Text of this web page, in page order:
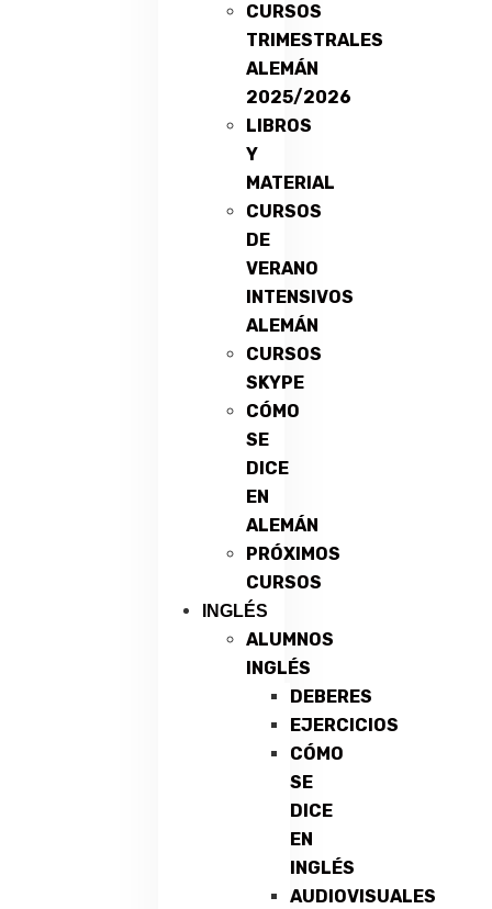
CURSOS
TRIMESTRALES
ALEMÁN
2025/2026
LIBROS
Y
MATERIAL
CURSOS
DE
VERANO
INTENSIVOS
ALEMÁN
CURSOS
SKYPE
CÓMO
SE
DICE
EN
ALEMÁN
PRÓXIMOS
CURSOS
INGLÉS
ALUMNOS
INGLÉS
DEBERES
EJERCICIOS
CÓMO
SE
DICE
EN
INGLÉS
AUDIOVISUALES